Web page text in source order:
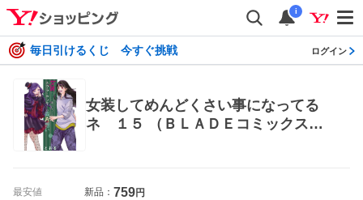
i
毎日引けるくじ 今すぐ挑戦 ログイン
女装してめんどくさい事になってる
ネ １５ （ＢＬＡＤＥコミックス
最安値 新品： 759円